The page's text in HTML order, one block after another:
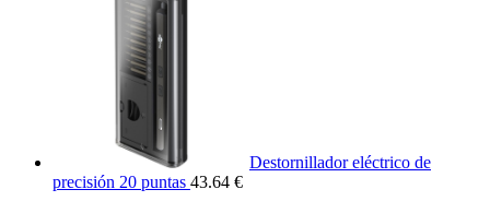
Destornillador eléctrico de
precisión 20 puntas 43.64 €